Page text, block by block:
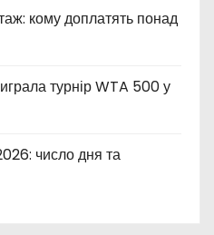
кому доплатять понад
турнір WTA 500 у
число дня та